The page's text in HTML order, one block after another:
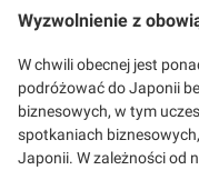
Wyzwolnienie z
W chwili obecnej jest
podróżować do Japonii
biznesowych, w tym
spotkaniach
Japonii. W zależności od